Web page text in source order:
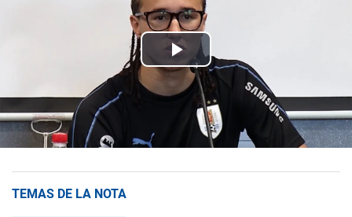
TEMAS DE LA NOTA